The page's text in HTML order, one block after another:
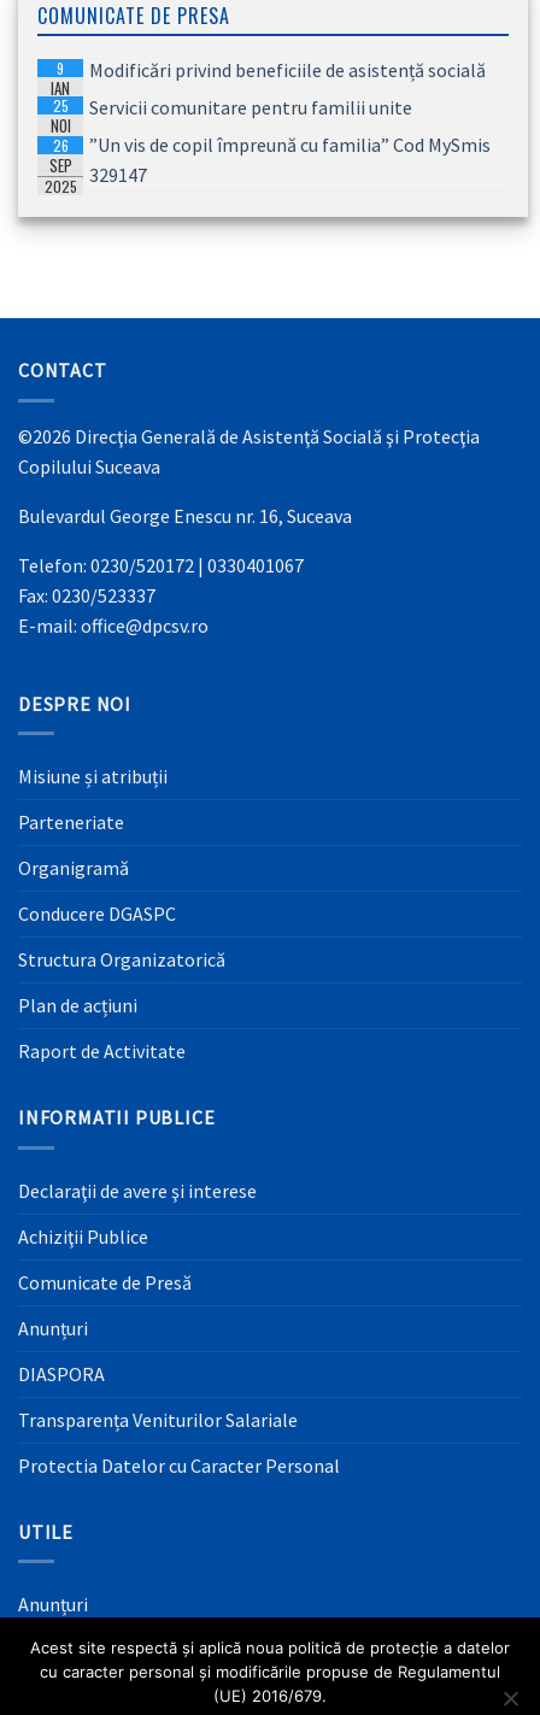
COMUNICATE DE PRESA
9
IAN
2026
Modificări privind beneficiile de asistență socială
25
NOI
2025
Servicii comunitare pentru familii unite
26
SEP
2025
”Un vis de copil împreună cu familia” Cod MySmis
329147
CONTACT
©2026 Direcţia Generală de Asistenţă Socială şi Protecţia
Copilului Suceava
Bulevardul George Enescu nr. 16, Suceava
Telefon: 0230/520172 | 0330401067
Fax: 0230/523337
E-mail: office@dpcsv.ro
DESPRE NOI
Misiune și atribuții
Parteneriate
Organigramă
Conducere DGASPC
Structura Organizatorică
Plan de acțiuni
Raport de Activitate
INFORMATII PUBLICE
Declaraţii de avere şi interese
Achiziţii Publice
Comunicate de Presă
Anunțuri
DIASPORA
Transparența Veniturilor Salariale
Protectia Datelor cu Caracter Personal
UTILE
Anunțuri
Mass Media
Acest site respectă și aplică noua politică de protecție a datelor
cu caracter personal și modificările propuse de Regulamentul
(UE) 2016/679.